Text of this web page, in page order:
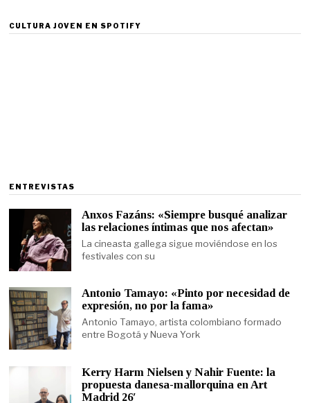
CULTURA JOVEN EN SPOTIFY
ENTREVISTAS
Anxos Fazáns: «Siempre busqué analizar
las relaciones íntimas que nos afectan»
La cineasta gallega sigue moviéndose en los
festivales con su
Antonio Tamayo: «Pinto por necesidad de
expresión, no por la fama»
Antonio Tamayo, artista colombiano formado
entre Bogotá y Nueva York
Kerry Harm Nielsen y Nahir Fuente: la
propuesta danesa-mallorquina en Art
Madrid 26′